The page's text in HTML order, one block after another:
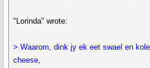
"Lorinda" wrote:
> Waarom, dink jy ek eet swael en
cheese,